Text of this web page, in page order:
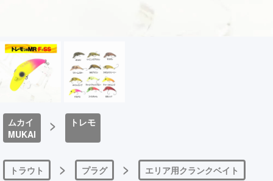
ムカイ
MUKAI
> トレモ
トラウト > プラグ > エリア用クランクベイト